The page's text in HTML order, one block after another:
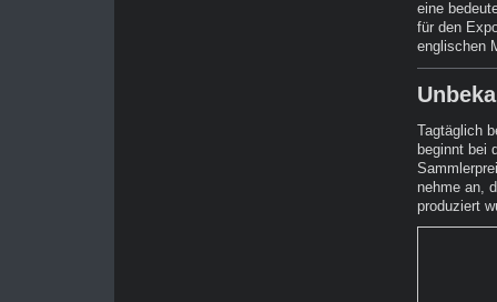
eine
für den
englischen
Tagtäglich
beginnt bei
nehme an,
produziert